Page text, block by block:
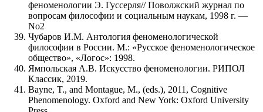
феноменологии Э. Гуссерля// Поволжский журнал по
вопросам философии и социальным наукам, 1998 г. —
No2
Чубаров И.М. Антология феноменологической
философии в России. М.: «Русское феноменологическое
общество», «Логос»: 1998.
Ямпольская А.В. Искусство феноменологии. РИПОЛ
Классик, 2019.
Bayne, T., and Montague, M., (eds.), 2011, Cognitive
Phenomenology. Oxford and New York: Oxford University